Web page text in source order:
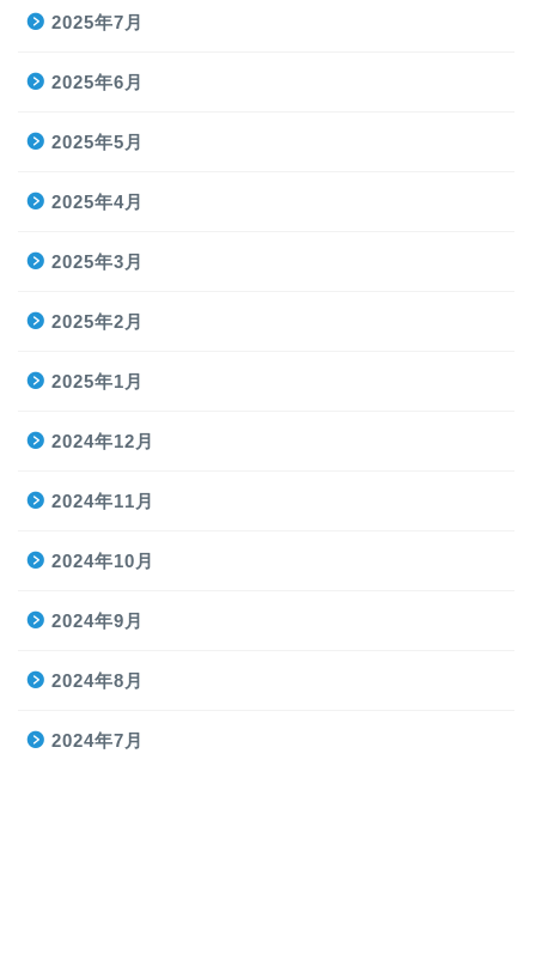
2025年7月
2025年6月
2025年5月
2025年4月
2025年3月
2025年2月
2025年1月
2024年12月
2024年11月
2024年10月
2024年9月
2024年8月
2024年7月